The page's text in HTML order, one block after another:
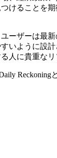
けることを
ーザーは最
いように設
人に貴重なリ